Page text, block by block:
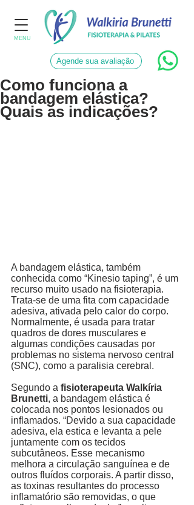
MENU
Agende sua avaliação
Como funciona a
bandagem elástica?
Quais as indicações?
A bandagem elástica, também
conhecida como “Kinesio taping”, é um
recurso muito usado na fisioterapia.
Trata-se de uma fita com capacidade
adesiva, ativada pelo calor do corpo.
Normalmente, é usada para tratar
quadros de dores musculares e
algumas condições causadas por
problemas no sistema nervoso central
(SNC), como a paralisia cerebral.
Segundo a fisioterapeuta Walkíria
Brunetti, a bandagem elástica é
colocada nos pontos lesionados ou
inflamados. “Devido a sua capacidade
adesiva, ela estica e levanta a pele
juntamente com os tecidos
subcutâneos. Esse mecanismo
melhora a circulação sanguínea e de
outros fluídos corporais. A partir disso,
as toxinas resultantes do processo
inflamatório são removidas, o que